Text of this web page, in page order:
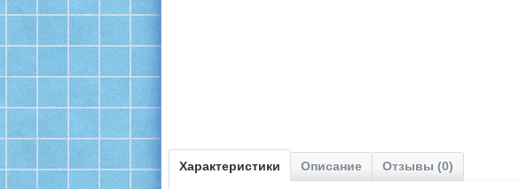
Характеристики Описание Отзывы (0)